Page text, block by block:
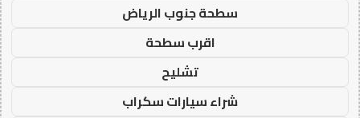
سطحة جنوب الرياض
اقرب سطحة
تشليح
شراء سيارات سكراب